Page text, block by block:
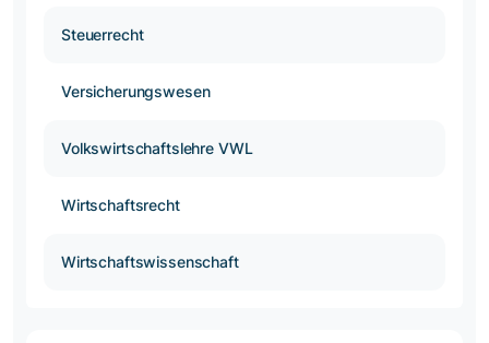
Steuerrecht
Versicherungswesen
Volkswirtschaftslehre VWL
Wirtschaftsrecht
Wirtschaftswissenschaft